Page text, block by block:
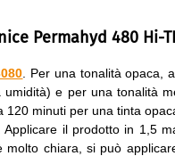
Permahyd 480 Hi-
. Per una tonalità opaca,
e per una tonalità
minuti per una tinta
il prodotto in 1,5
chiara, si può